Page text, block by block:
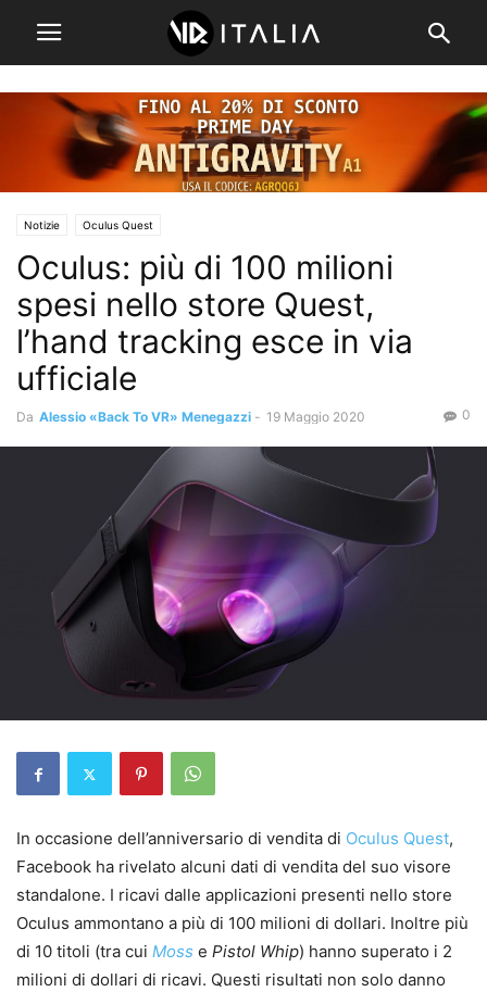
Notizie Oculus Quest
Oculus: più di 100 milioni
spesi nello store Quest,
l’hand tracking esce in via
ufficiale
Da Alessio «Back To VR» Menegazzi - 19 Maggio 2020 0
In occasione dell’anniversario di vendita di Oculus Quest,
Facebook ha rivelato alcuni dati di vendita del suo visore
standalone. I ricavi dalle applicazioni presenti nello store
Oculus ammontano a più di 100 milioni di dollari. Inoltre più
di 10 titoli (tra cui Moss e Pistol Whip) hanno superato i 2
milioni di dollari di ricavi. Questi risultati non solo danno